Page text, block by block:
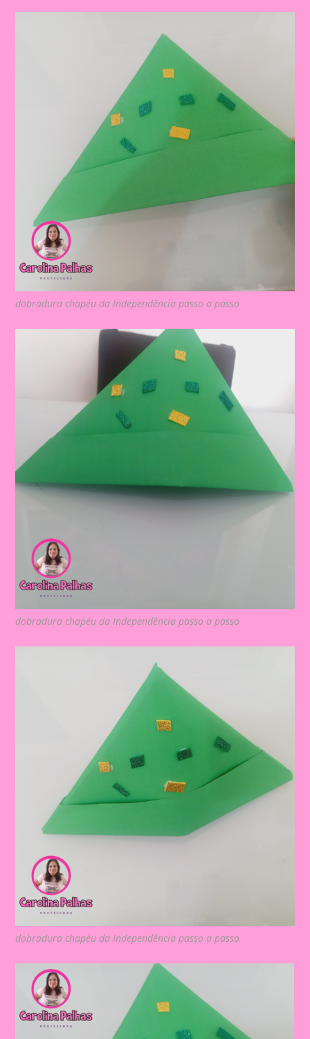
dobradura chapéu da Independência passo a passo
dobradura chapéu da Independência passo a passo
dobradura chapéu da Independência passo a passo